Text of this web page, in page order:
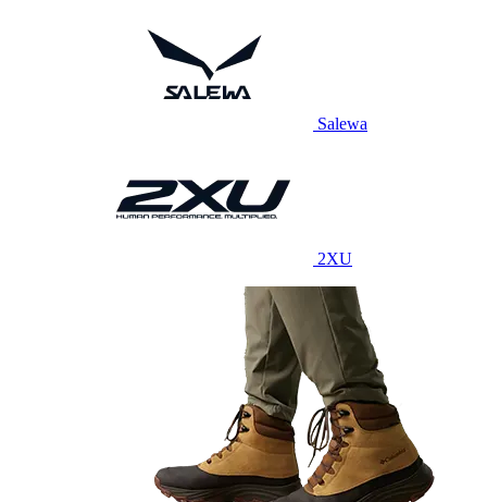
Salewa
2XU